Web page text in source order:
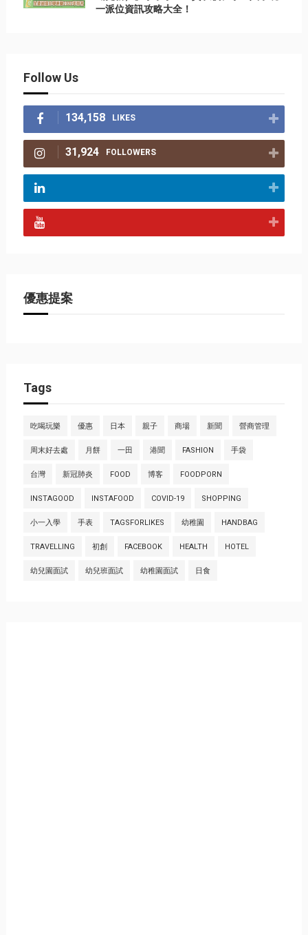
一派位資訊攻略大全！
Follow Us
134,158 LIKES
31,924 FOLLOWERS
優惠提案
Tags
吃喝玩樂 優惠 日本 親子 商場 新聞 營商管理
周末好去處 月餅 一田 港聞 FASHION 手袋
台灣 新冠肺炎 FOOD 博客 FOODPORN
INSTAGOOD INSTAFOOD COVID-19 SHOPPING
小一入學 手表 TAGSFORLIKES 幼稚園 HANDBAG
TRAVELLING 初創 FACEBOOK HEALTH HOTEL
幼兒園面試 幼兒班面試 幼稚園面試 日食